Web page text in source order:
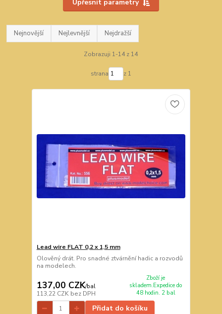
Upřesnit parametry
Nejnovější Nejlevnější Nejdražší
Zobrazuji 1-14 z 14
strana z 1
Lead wire FLAT 0,2 x 1,5 mm
Olověný drát. Pro snadné ztvárnění hadic a rozvodů
na modelech.
137,00 CZK/bal
113,22 CZK bez DPH
Zboží je
skladem.Expedice do
48 hodin. 2 bal
Přidat do košíku